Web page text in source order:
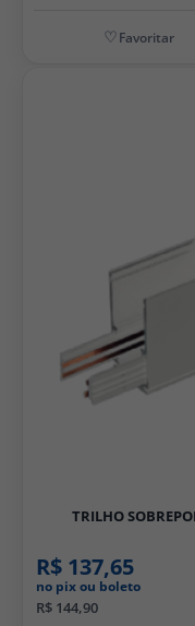
TRILHO
R$ 137,65
no pix ou boleto
R$ 144,90